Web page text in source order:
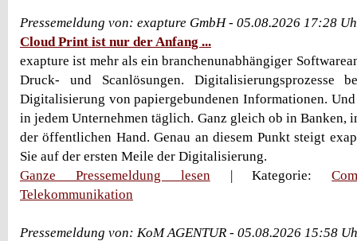
Pressemeldung von: exapture GmbH - 05.08.2026 17:28
Cloud Print ist nur der Anfang ...
exapture ist mehr als ein branchenunabhängiger
Druck- und Scanlösungen. Digitalisierungsprozesse
Digitalisierung von papiergebundenen Informationen.
in jedem Unternehmen täglich. Ganz gleich ob in Banken,
der öffentlichen Hand. Genau an diesem Punkt steigt
Sie auf der ersten Meile der Digitalisierung.
Ganze Pressemeldung lesen| Kategorie:
Telekommunikation
Pressemeldung von: KoM AGENTUR - 05.08.2026 15:58